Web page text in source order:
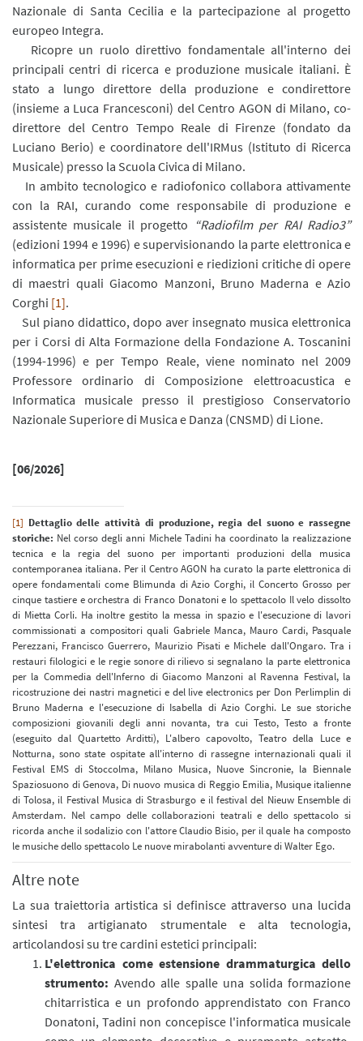
Nazionale di Santa Cecilia e la partecipazione al progetto
europeo Integra.
Ricopre un ruolo direttivo fondamentale all'interno dei
principali centri di ricerca e produzione musicale italiani. È
stato a lungo direttore della produzione e condirettore
(insieme a Luca Francesconi) del Centro AGON di Milano, co-
direttore del Centro Tempo Reale di Firenze (fondato da
Luciano Berio) e coordinatore dell'IRMus (Istituto di Ricerca
Musicale) presso la Scuola Civica di Milano.
In ambito tecnologico e radiofonico collabora attivamente
con la RAI, curando come responsabile di produzione e
assistente musicale il progetto “Radiofilm per RAI Radio3”
(edizioni 1994 e 1996) e supervisionando la parte elettronica e
informatica per prime esecuzioni e riedizioni critiche di opere
di maestri quali Giacomo Manzoni, Bruno Maderna e Azio
Corghi [1].
Sul piano didattico, dopo aver insegnato musica elettronica
per i Corsi di Alta Formazione della Fondazione A. Toscanini
(1994-1996) e per Tempo Reale, viene nominato nel 2009
Professore ordinario di Composizione elettroacustica e
Informatica musicale presso il prestigioso Conservatorio
Nazionale Superiore di Musica e Danza (CNSMD) di Lione.
[06/2026]
[1] Dettaglio delle attività di produzione, regia del suono e rassegne
storiche: Nel corso degli anni Michele Tadini ha coordinato la realizzazione
tecnica e la regia del suono per importanti produzioni della musica
contemporanea italiana. Per il Centro AGON ha curato la parte elettronica di
opere fondamentali come Blimunda di Azio Corghi, il Concerto Grosso per
cinque tastiere e orchestra di Franco Donatoni e lo spettacolo Il velo dissolto
di Mietta Corli. Ha inoltre gestito la messa in spazio e l'esecuzione di lavori
commissionati a compositori quali Gabriele Manca, Mauro Cardi, Pasquale
Perezzani, Francisco Guerrero, Maurizio Pisati e Michele dall'Ongaro. Tra i
restauri filologici e le regie sonore di rilievo si segnalano la parte elettronica
per la Commedia dell'Inferno di Giacomo Manzoni al Ravenna Festival, la
ricostruzione dei nastri magnetici e del live electronics per Don Perlimplin di
Bruno Maderna e l'esecuzione di Isabella di Azio Corghi. Le sue storiche
composizioni giovanili degli anni novanta, tra cui Testo, Testo a fronte
(eseguito dal Quartetto Arditti), L'albero capovolto, Teatro della Luce e
Notturna, sono state ospitate all'interno di rassegne internazionali quali il
Festival EMS di Stoccolma, Milano Musica, Nuove Sincronie, la Biennale
Spaziosuono di Genova, Di nuovo musica di Reggio Emilia, Musique italienne
di Tolosa, il Festival Musica di Strasburgo e il festival del Nieuw Ensemble di
Amsterdam. Nel campo delle collaborazioni teatrali e dello spettacolo si
ricorda anche il sodalizio con l'attore Claudio Bisio, per il quale ha composto
le musiche dello spettacolo Le nuove mirabolanti avventure di Walter Ego.
Altre note
La sua traiettoria artistica si definisce attraverso una lucida
sintesi tra artigianato strumentale e alta tecnologia,
articolandosi su tre cardini estetici principali:
L'elettronica come estensione drammaturgica dello
strumento: Avendo alle spalle una solida formazione
chitarristica e un profondo apprendistato con Franco
Donatoni, Tadini non concepisce l'informatica musicale